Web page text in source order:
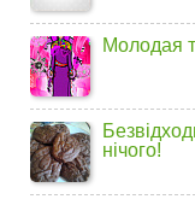
Молодая
нічого!